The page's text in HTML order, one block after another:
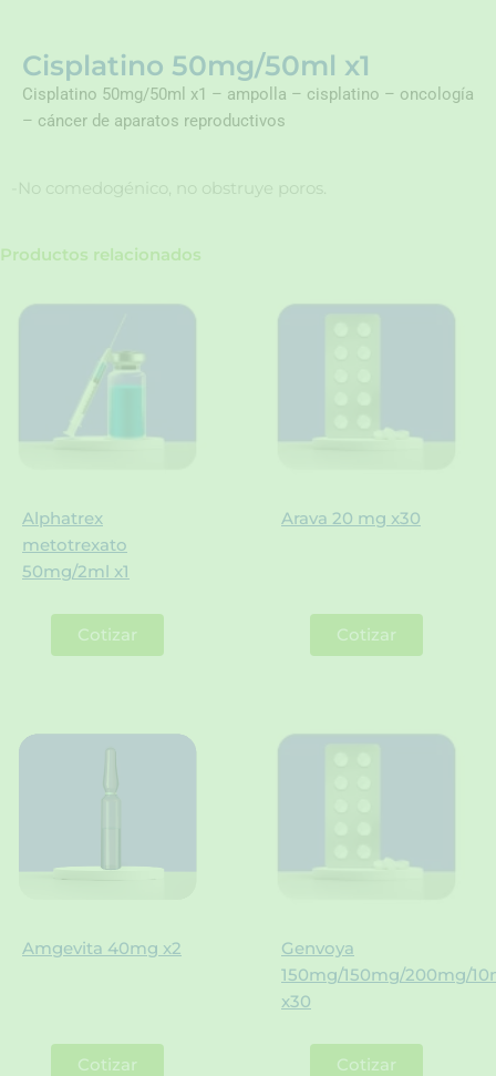
Cisplatino 50mg/50ml x1
Cisplatino 50mg/50ml x1 – ampolla – cisplatino – oncología
– cáncer de aparatos reproductivos
-No comedogénico, no obstruye poros.
Productos relacionados
Alphatrex
metotrexato
50mg/2ml x1
Cotizar
Arava 20 mg x30
Cotizar
Amgevita 40mg x2
Cotizar
Genvoya
150mg/150mg/200mg/
x30
Cotizar